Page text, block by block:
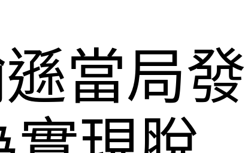
當局發